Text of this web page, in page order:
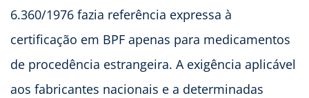
6.360/1976 fazia referência expressa à
certificação em BPF apenas para medicamentos
de procedência estrangeira. A exigência aplicável
aos fabricantes nacionais e a determinadas